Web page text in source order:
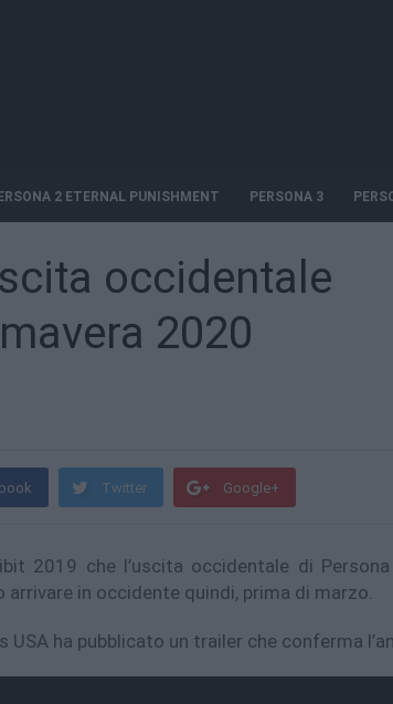
2 ETERNAL PUNISHMENT PERSONA 3
occidentale
2020
Twitter Google+
2019 che l’uscita occidentale di
in occidente quindi, prima di marzo.
ha pubblicato un trailer che conferma